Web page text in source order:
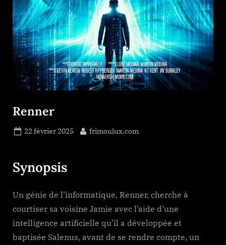
Renner
Posted
22 février 2025 By
frimoulux.com
Synopsis
Un génie de l’informatique, Renner, cherche à
courtiser sa voisine Jamie avec l’aide d’une
intelligence artificielle qu’il a développée et
baptisée Salenus, avant de se rendre compte, un